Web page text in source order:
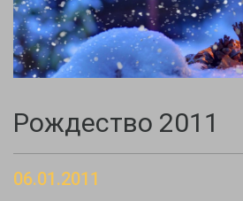
Рождество 2011
06.01.2011